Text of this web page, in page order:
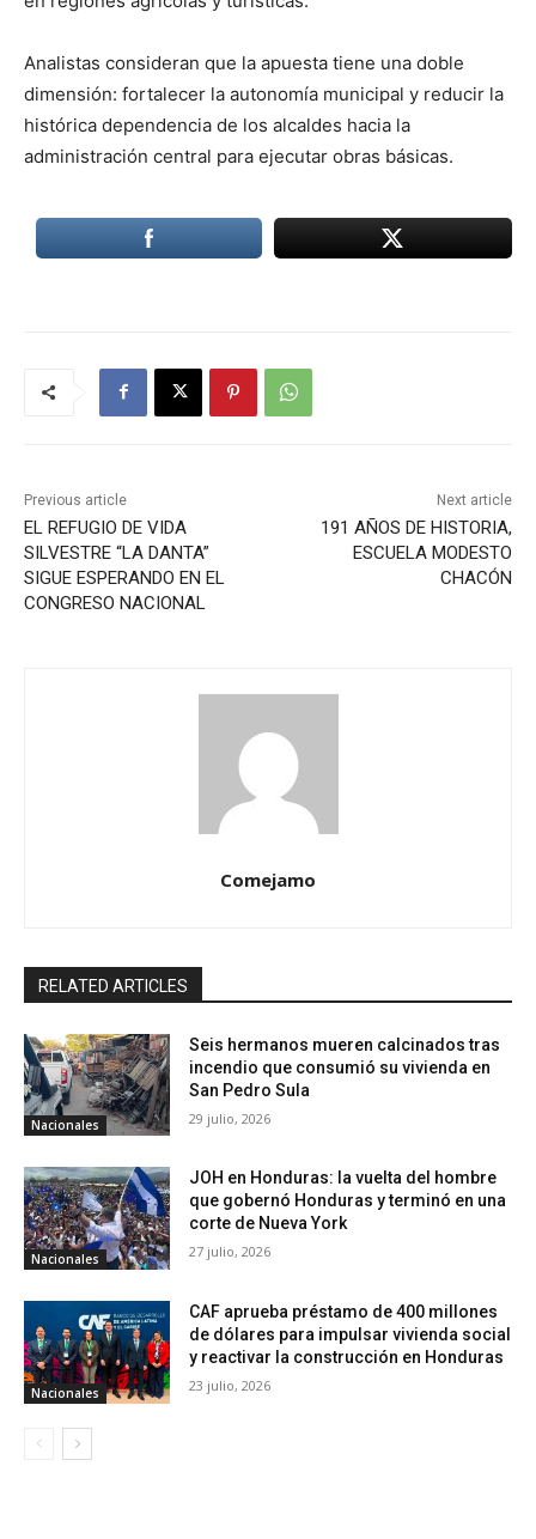
Analistas consideran que la apuesta tiene una doble
dimensión: fortalecer la autonomía municipal y reducir la
histórica dependencia de los alcaldes hacia la
administración central para ejecutar obras básicas.
Previous article
EL REFUGIO DE VIDA
SILVESTRE “LA DANTA”
SIGUE ESPERANDO EN EL
CONGRESO NACIONAL
Next article
191 AÑOS DE HISTORIA,
ESCUELA MODESTO
CHACÓN
Comejamo
RELATED ARTICLES
Nacionales
Seis hermanos mueren calcinados tras
incendio que consumió su vivienda en
San Pedro Sula
29 julio, 2026
Nacionales
JOH en Honduras: la vuelta del hombre
que gobernó Honduras y terminó en una
corte de Nueva York
27 julio, 2026
Nacionales
CAF aprueba préstamo de 400 millones
de dólares para impulsar vivienda social
y reactivar la construcción en Honduras
23 julio, 2026